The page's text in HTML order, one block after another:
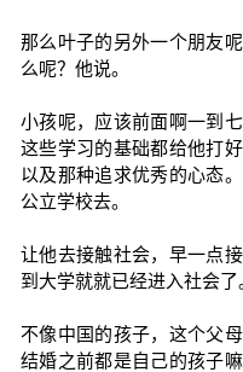
那么叶子的另外一个朋友
么呢？他说。
小孩呢，应该前面啊一到
这些学习的基础都给他打
以及那种追求优秀的心态
公立学校去。
让他去接触社会，早一点
到大学就就已经进入社会了
不像中国的孩子，这个父
结婚之前都是自己的孩子